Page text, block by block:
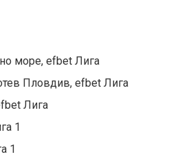
море, efbet Лига
Пловдив, efbet Лига
Лига
1
1